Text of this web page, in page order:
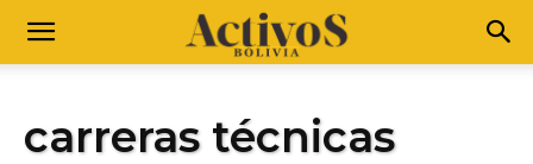
carreras técnicas